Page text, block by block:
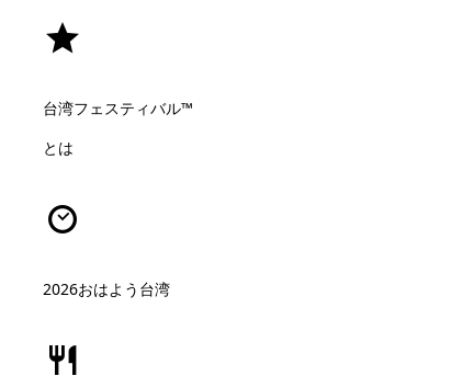
台湾フェスティバル™
とは
2026おはよう台湾